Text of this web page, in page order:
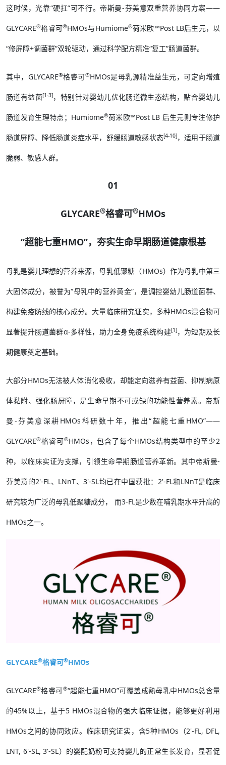
这时候，光靠“硬扛”可不行。帝斯曼-芬美意双重营养协同方案——
GLYCARE®格睿可®HMOs与Humiome®荷米欧™Post LB后生元，以
“修屏障+调菌群”双轮驱动，通过科学配方精准“复工”肠道菌群。
其中，GLYCARE®格睿可®HMOs是母乳源精准益生元，可定向增殖
肠道有益菌[1-3]，特别针对婴幼儿优化肠道微生态结构，贴合婴幼儿
肠道发育生理特点；Humiome®荷米欧™Post LB 后生元则专注修护
肠道屏障、降低肠道炎症水平，舒缓肠道敏感状态[4-10]，适用于肠道
脆弱、敏感人群。
01
GLYCARE®格睿可®HMOs
“超能七重HMO”，夯实生命早期肠道健康根基
母乳是婴儿理想的营养来源，母乳低聚糖（HMOs）作为母乳中第三
大固体成分，被誉为“母乳中的营养黄金”，是调控婴幼儿肠道菌群、
构建免疫防线的核心成分。大量临床研究证实，多种HMOs混合物可
显著提升肠道菌群α-多样性，助力全身免疫系统构建[1]，为短期及长
期健康奠定基础。
大部分HMOs无法被人体消化吸收，却能定向滋养有益菌、抑制病原
体黏附、强化肠屏障，是生命早期不可或缺的功能性营养素。帝斯
曼-芬美意深耕HMOs科研数十年，推出“超能七重HMO”——
GLYCARE®格睿可®HMOs，包含了每个HMOs结构类型中的至少2
种，以临床实证为支撑，引领生命早期肠道营养革新。其中帝斯曼-
芬美意的2'-FL、LNnT、3'-SL均已在中国获批：2'-FL和LNnT是临床
研究较为广泛的母乳低聚糖成分， 而3-FL是少数在哺乳期水平升高的
HMOs之一。
GLYCARE®格睿可®HMOs
GLYCARE®格睿可®“超能七重HMO”可覆盖成熟母乳中HMOs总含量
的45%以上，基于5 HMOs混合物的强大临床证据，能够更好利用
HMOs之间的协同效应。临床研究证实，含5种HMOs（2'-FL, DFL,
LNT, 6'-SL, 3'-SL）的婴配奶粉可支持婴儿的正常生长发育，显著促